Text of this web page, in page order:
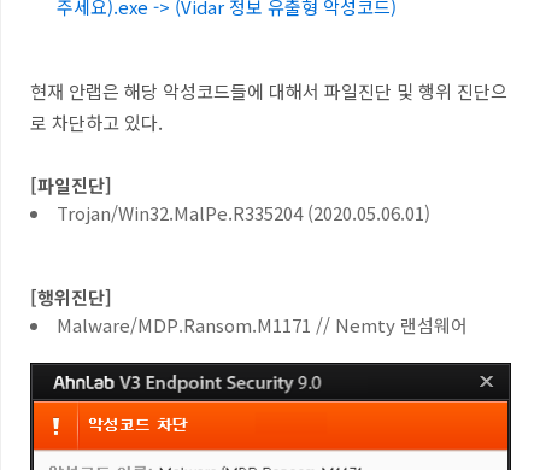
주세요).exe -> (Vidar 정보 유출형 악성코드)
현재 안랩은 해당 악성코드들에 대해서 파일진단 및 행위 진단으
로 차단하고 있다.
[파일진단]
Trojan/Win32.MalPe.R335204 (2020.05.06.01)
[행위진단]
Malware/MDP.Ransom.M1171 // Nemty 랜섬웨어